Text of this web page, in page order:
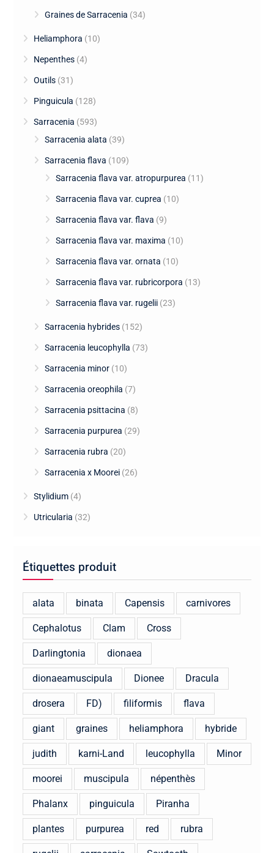
Graines de Sarracenia (34)
Heliamphora (10)
Nepenthes (4)
Outils (31)
Pinguicula (128)
Sarracenia (593)
Sarracenia alata (39)
Sarracenia flava (109)
Sarracenia flava var. atropurpurea (11)
Sarracenia flava var. cuprea (10)
Sarracenia flava var. flava (9)
Sarracenia flava var. maxima (10)
Sarracenia flava var. ornata (10)
Sarracenia flava var. rubricorpora (13)
Sarracenia flava var. rugelii (23)
Sarracenia hybrides (152)
Sarracenia leucophylla (73)
Sarracenia minor (10)
Sarracenia oreophila (7)
Sarracenia psittacina (8)
Sarracenia purpurea (29)
Sarracenia rubra (20)
Sarracenia x Moorei (26)
Stylidium (4)
Utricularia (32)
Étiquettes produit
alata binata Capensis carnivores
Cephalotus Clam Cross
Darlingtonia dionaea
dionaeamuscipula Dionee Dracula
drosera FD) filiformis flava
giant graines heliamphora hybride
judith karni-Land leucophylla Minor
moorei muscipula népenthès
Phalanx pinguicula Piranha
plantes purpurea red rubra